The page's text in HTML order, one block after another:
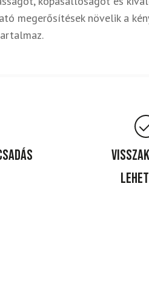
megerősítések növelik a